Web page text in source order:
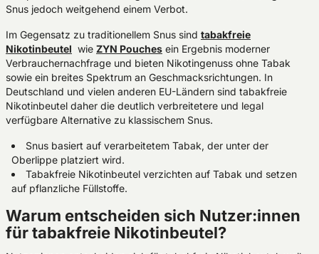
Snus jedoch weitgehend einem Verbot.
Im Gegensatz zu traditionellem Snus sind tabakfreie
Nikotinbeutel wie ZYN Pouches ein Ergebnis moderner
Verbrauchernachfrage und bieten Nikotingenuss ohne Tabak
sowie ein breites Spektrum an Geschmacksrichtungen. In
Deutschland und vielen anderen EU-Ländern sind tabakfreie
Nikotinbeutel daher die deutlich verbreitetere und legal
verfügbare Alternative zu klassischem Snus.
Snus basiert auf verarbeitetem Tabak, der unter der
Oberlippe platziert wird.
Tabakfreie Nikotinbeutel verzichten auf Tabak und setzen
auf pflanzliche Füllstoffe.
Warum entscheiden sich Nutzer:innen
für tabakfreie Nikotinbeutel?